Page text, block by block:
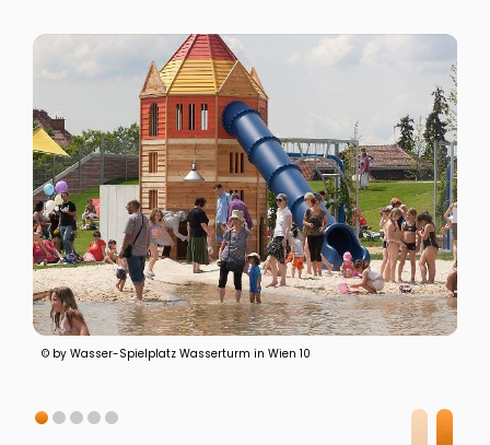
© by Wasser-Spielplatz Wasserturm in Wien 10